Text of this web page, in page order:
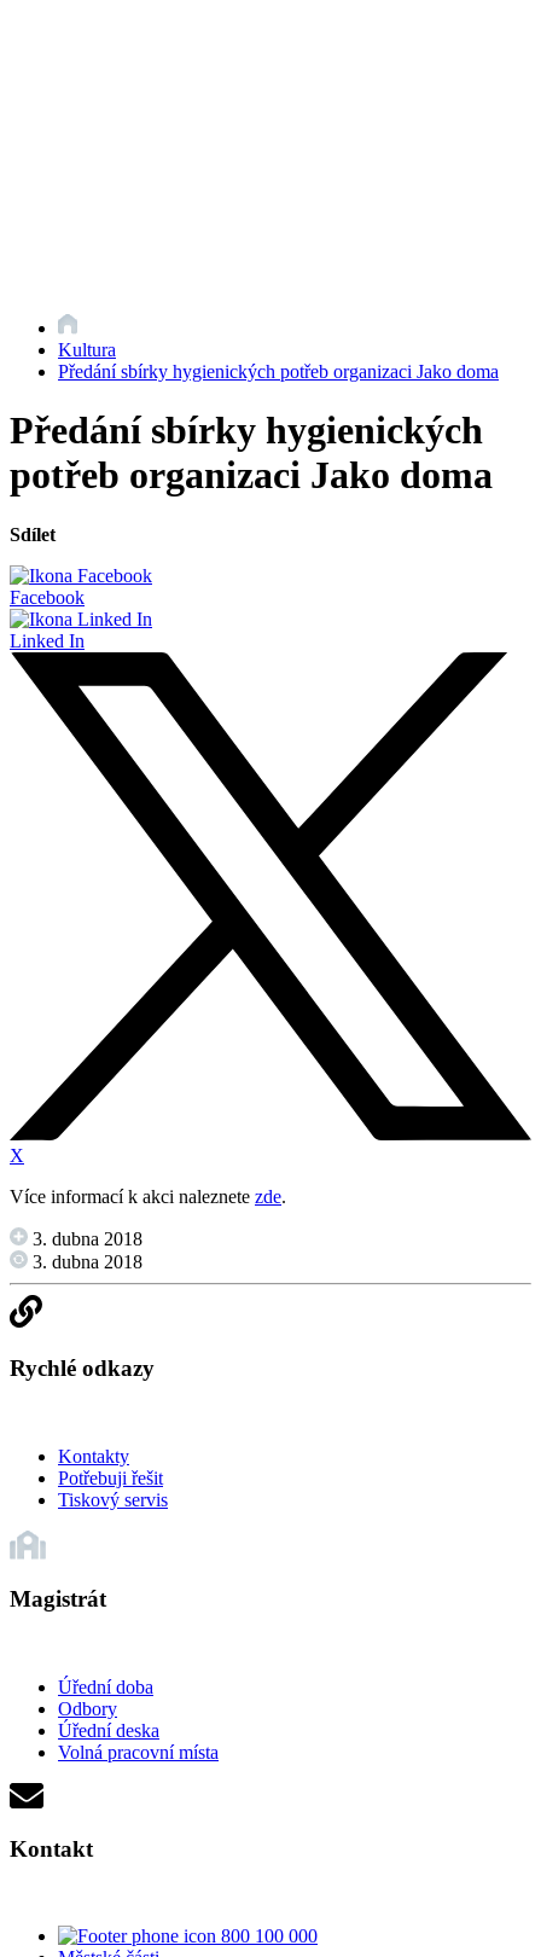
Kultura
Předání sbírky hygienických potřeb organizaci Jako doma
Předání sbírky hygienických
potřeb organizaci Jako doma
Sdílet
Facebook
Linked In
X
Více informací k akci naleznete zde.
3. dubna 2018
3. dubna 2018
Rychlé odkazy
Kontakty
Potřebuji řešit
Tiskový servis
Magistrát
Úřední doba
Odbory
Úřední deska
Volná pracovní místa
Kontakt
800 100 000